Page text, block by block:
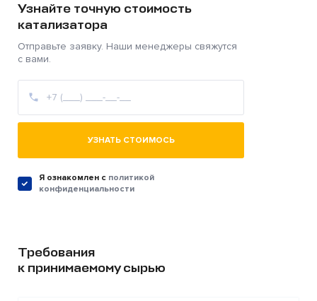
Узнайте точную стоимость
катализатора
Отправьте заявку. Наши менеджеры свяжутся
с вами.
УЗНАТЬ СТОИМОСЬ
Я ознакомлен c политикой
конфиденциальности
Требования
к принимаемому сырью